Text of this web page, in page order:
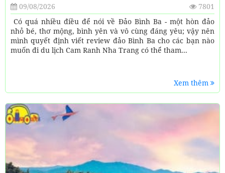
09/08/2026
7801
Có quá nhiều điều để nói về Đảo Bình Ba - một hòn đảo
nhỏ bé, thơ mộng, bình yên và vô cùng đáng yêu; vậy nên
mình quyết định viết review đảo Bình Ba cho các bạn nào
muốn đi du lịch Cam Ranh Nha Trang có thể tham...
Xem thêm